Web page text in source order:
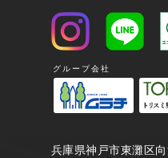
グループ会社
兵庫県神戸市東灘区